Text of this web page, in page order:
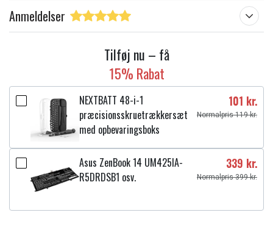
Anmeldelser
Tilføj nu – få
15% Rabat
NEXTBATT 48-i-1
præcisionsskruetrækkersæt
med opbevaringsboks
101 kr.
Normalpris 119 kr.
Asus ZenBook 14 UM425IA-
R5DRDSB1 osv.
339 kr.
Normalpris 399 kr.